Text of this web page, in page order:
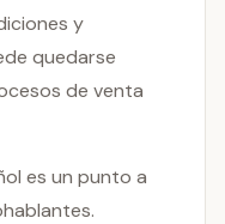
y
quedarse
de venta
es un punto a